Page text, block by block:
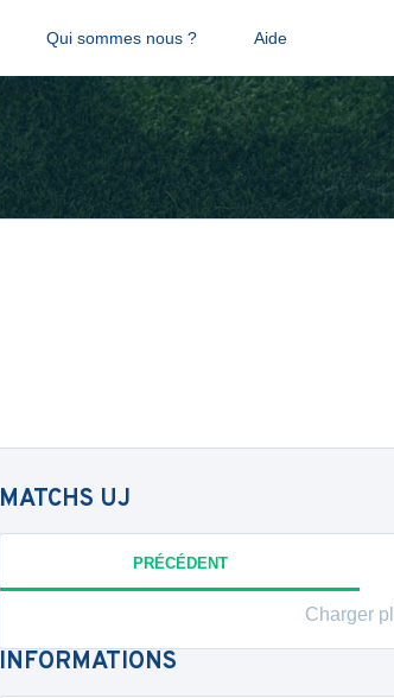
Qui sommes nous ? Aide
MATCHS UJ
PRÉCÉDENT
Charger
INFORMATIONS